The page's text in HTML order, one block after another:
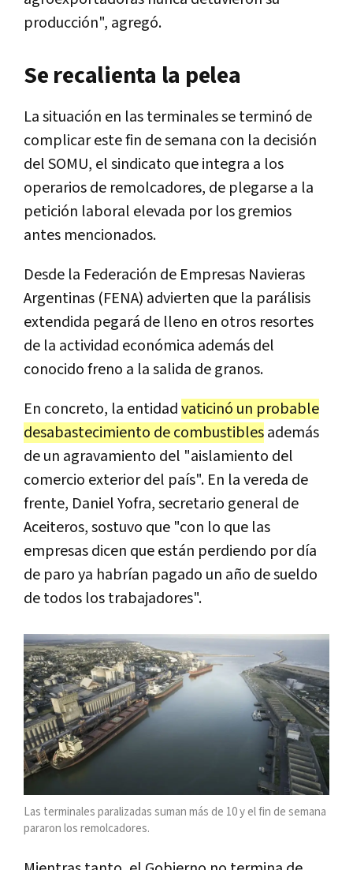
producción", agregó.
Se recalienta la pelea
La situación en las terminales se terminó de
complicar este fin de semana con la decisión
del SOMU, el sindicato que integra a los
operarios de remolcadores, de plegarse a la
petición laboral elevada por los gremios
antes mencionados.
Desde la Federación de Empresas Navieras
Argentinas (FENA) advierten que la parálisis
extendida pegará de lleno en otros resortes
de la actividad económica además del
conocido freno a la salida de granos.
En concreto, la entidadvaticinó un probable
desabastecimiento de combustiblesademás
de un agravamiento del "aislamiento del
comercio exterior del país". En la vereda de
frente, Daniel Yofra, secretario general de
Aceiteros, sostuvo que "con lo que las
empresas dicen que están perdiendo por día
de paro ya habrían pagado un año de sueldo
de todos los trabajadores".
Las terminales paralizadas suman más de 10 y el fin de semana
pararon los remolcadores.